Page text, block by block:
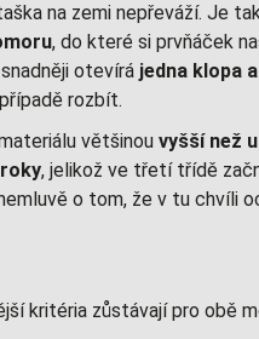
na zemi nepřeváží. Je
, do které si prvňáček
otevírá jedna klopa
rozbít.
většinou vyšší než
, jelikož ve třetí třídě
o tom, že v tu chvíli
kritéria zůstávají pro obě